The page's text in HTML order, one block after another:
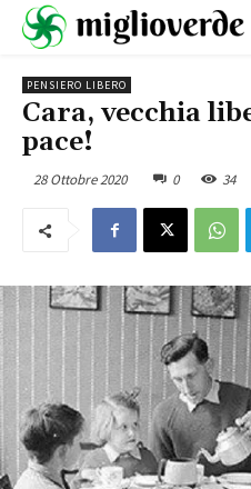
PENSIERO LIBERO
Cara, vecchia
pace!
28 Ottobre 2020 0 34